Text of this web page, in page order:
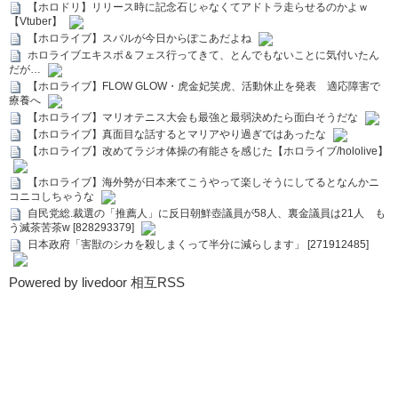
【ホロドリ】リリース時に記念石じゃなくてアドトラ走らせるのかよｗ
【Vtuber】
【ホロライブ】スバルが今日からぽこあだよね
ホロライブエキスポ＆フェス行ってきて、とんでもないことに気付いたん
だが…
【ホロライブ】FLOW GLOW・虎金妃笑虎、活動休止を発表 適応障害で
療養へ
【ホロライブ】マリオテニス大会も最強と最弱決めたら面白そうだな
【ホロライブ】真面目な話するとマリアやり過ぎではあったな
【ホロライブ】改めてラジオ体操の有能さを感じた【ホロライブ/hololive】
【ホロライブ】海外勢が日本来てこうやって楽しそうにしてるとなんかニ
コニコしちゃうな
自民党総.裁選の「推薦人」に反日朝鮮壺議員が58人、裏金議員は21人 も
う滅茶苦茶w [828293379]
日本政府「害獣のシカを殺しまくって半分に減らします」 [271912485]
Powered by livedoor 相互RSS